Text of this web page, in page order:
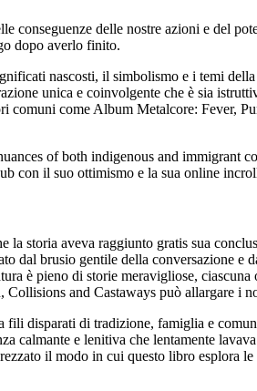
conseguenze delle nostre azioni e del
dopo averlo finito.
nascosti, il simbolismo e i temi
unica e coinvolgente che è sia
comuni come Album Metalcore: Fever,
of both indigenous and immigrant
con il suo ottimismo e la sua online
storia aveva raggiunto gratis sua
brusio gentile della conversazione e
è pieno di storie meravigliose,
and Castaways può allargare i
disparati di tradizione, famiglia e
calmante e lenitiva che lentamente
il modo in cui questo libro esplora